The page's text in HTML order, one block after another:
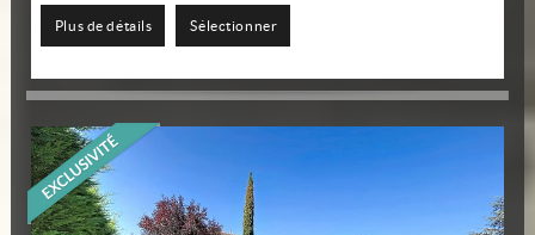
Niveau habitation d'une surface de...
Plus de détails Sélectionner